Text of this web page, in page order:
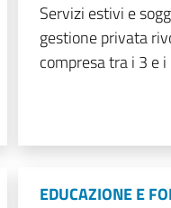
Servizi estivi e
gestione privata
compresa tra i 3 e
EDUCAZIONE E